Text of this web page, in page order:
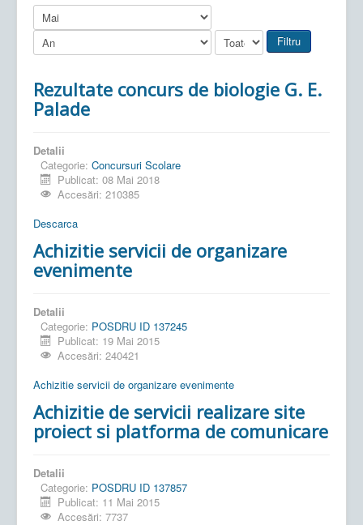
Filtru
Rezultate concurs de biologie G. E.
Palade
Detalii
Categorie: Concursuri Scolare
Publicat: 08 Mai 2018
Accesări: 210385
Descarca
Achizitie servicii de organizare
evenimente
Detalii
Categorie: POSDRU ID 137245
Publicat: 19 Mai 2015
Accesări: 240421
Achizitie servicii de organizare evenimente
Achizitie de servicii realizare site
proiect si platforma de comunicare
Detalii
Categorie: POSDRU ID 137857
Publicat: 11 Mai 2015
Accesări: 7737